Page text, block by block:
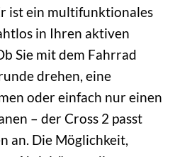
ist ein multifunktionales
in Ihren aktiven
Sie mit dem Fahrrad
drehen, eine
oder einfach nur einen
– der Cross 2 passt
an. Die Möglichkeit,